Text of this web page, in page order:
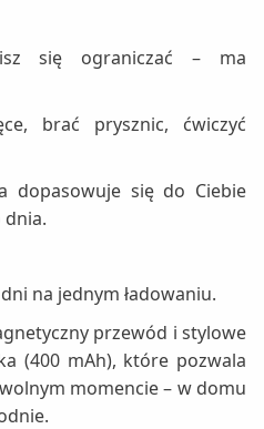
się ograniczać – ma
brać prysznic, ćwiczyć
dopasowuje się do Ciebie
dnia.
na jednym ładowaniu.
przewód i stylowe
(400 mAh), które pozwala
momencie – w domu